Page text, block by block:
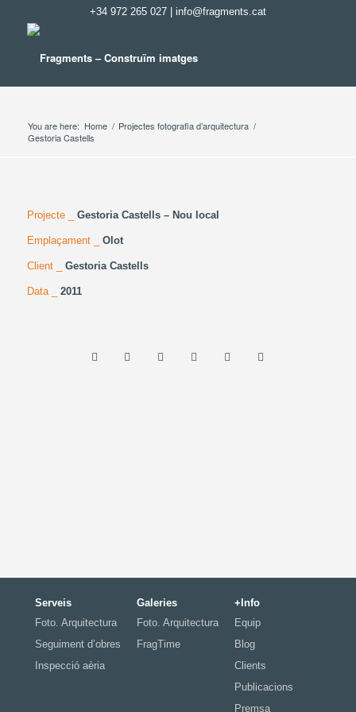
+34 972 265 027| info@fragments.cat
You are here: Home / Projectes fotografia d’arquitectura /
Gestoria Castells
Projecte _ Gestoria Castells – Nou local
Emplaçament _ Olot
Client _ Gestoria Castells
Data _ 2011
Serveis
Foto. Arquitectura
Seguiment d’obres
Inspecció aèria
Galeries
Foto. Arquitectura
FragTime
+Info
Equip
Blog
Clients
Publicacions
Premsa